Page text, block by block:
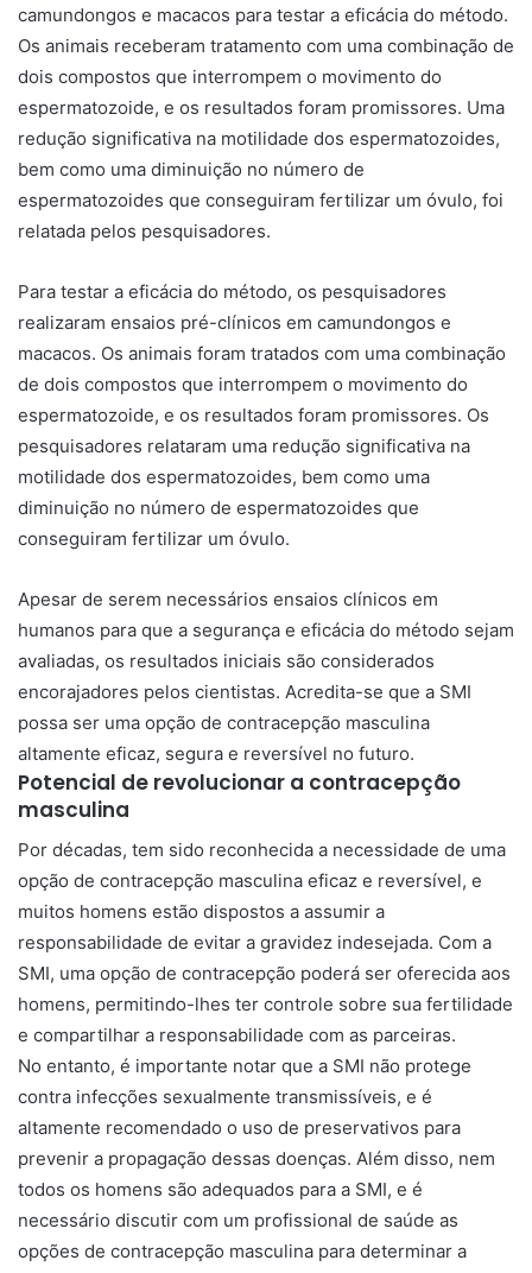
camundongos e macacos para testar a eficácia do método.
Os animais receberam tratamento com uma combinação de
dois compostos que interrompem o movimento do
espermatozoide, e os resultados foram promissores. Uma
redução significativa na motilidade dos espermatozoides,
bem como uma diminuição no número de
espermatozoides que conseguiram fertilizar um óvulo, foi
relatada pelos pesquisadores.
Para testar a eficácia do método, os pesquisadores
realizaram ensaios pré-clínicos em camundongos e
macacos. Os animais foram tratados com uma combinação
de dois compostos que interrompem o movimento do
espermatozoide, e os resultados foram promissores. Os
pesquisadores relataram uma redução significativa na
motilidade dos espermatozoides, bem como uma
diminuição no número de espermatozoides que
conseguiram fertilizar um óvulo.
Apesar de serem necessários ensaios clínicos em
humanos para que a segurança e eficácia do método sejam
avaliadas, os resultados iniciais são considerados
encorajadores pelos cientistas. Acredita-se que a SMI
possa ser uma opção de contracepção masculina
altamente eficaz, segura e reversível no futuro.
Potencial de revolucionar a contracepção
masculina
Por décadas, tem sido reconhecida a necessidade de uma
opção de contracepção masculina eficaz e reversível, e
muitos homens estão dispostos a assumir a
responsabilidade de evitar a gravidez indesejada. Com a
SMI, uma opção de contracepção poderá ser oferecida aos
homens, permitindo-lhes ter controle sobre sua fertilidade
e compartilhar a responsabilidade com as parceiras.
No entanto, é importante notar que a SMI não protege
contra infecções sexualmente transmissíveis, e é
altamente recomendado o uso de preservativos para
prevenir a propagação dessas doenças. Além disso, nem
todos os homens são adequados para a SMI, e é
necessário discutir com um profissional de saúde as
opções de contracepção masculina para determinar a